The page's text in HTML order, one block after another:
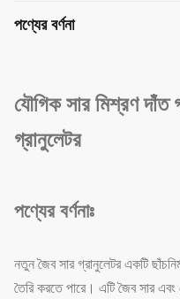
পণ্যের বর্ণনা
যৌগিক সার মিশ্রণ দাঁত
গ্রানুলেটর
পণ্যের বর্ণনাঃ
নতুন জৈব সার গ্রানুলেটর একটি
তৈরি করতে পারে। এটি জৈব সার